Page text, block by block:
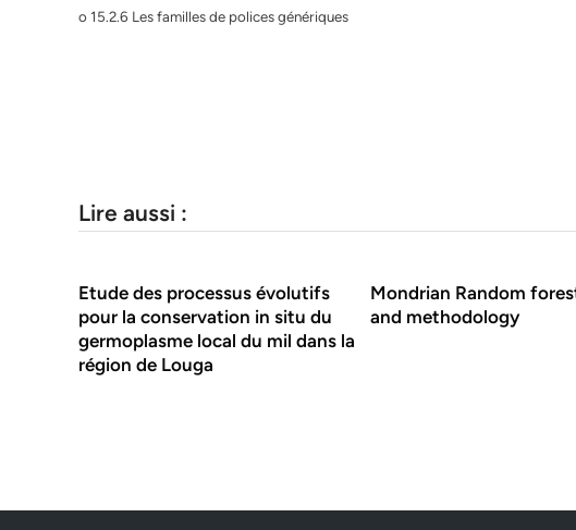
o 15.2.6 Les familles de polices génériques
Lire aussi :
Etude des processus évolutifs
pour la conservation in situ du
germoplasme local du mil dans la
région de Louga
Mondrian Random
and methodology